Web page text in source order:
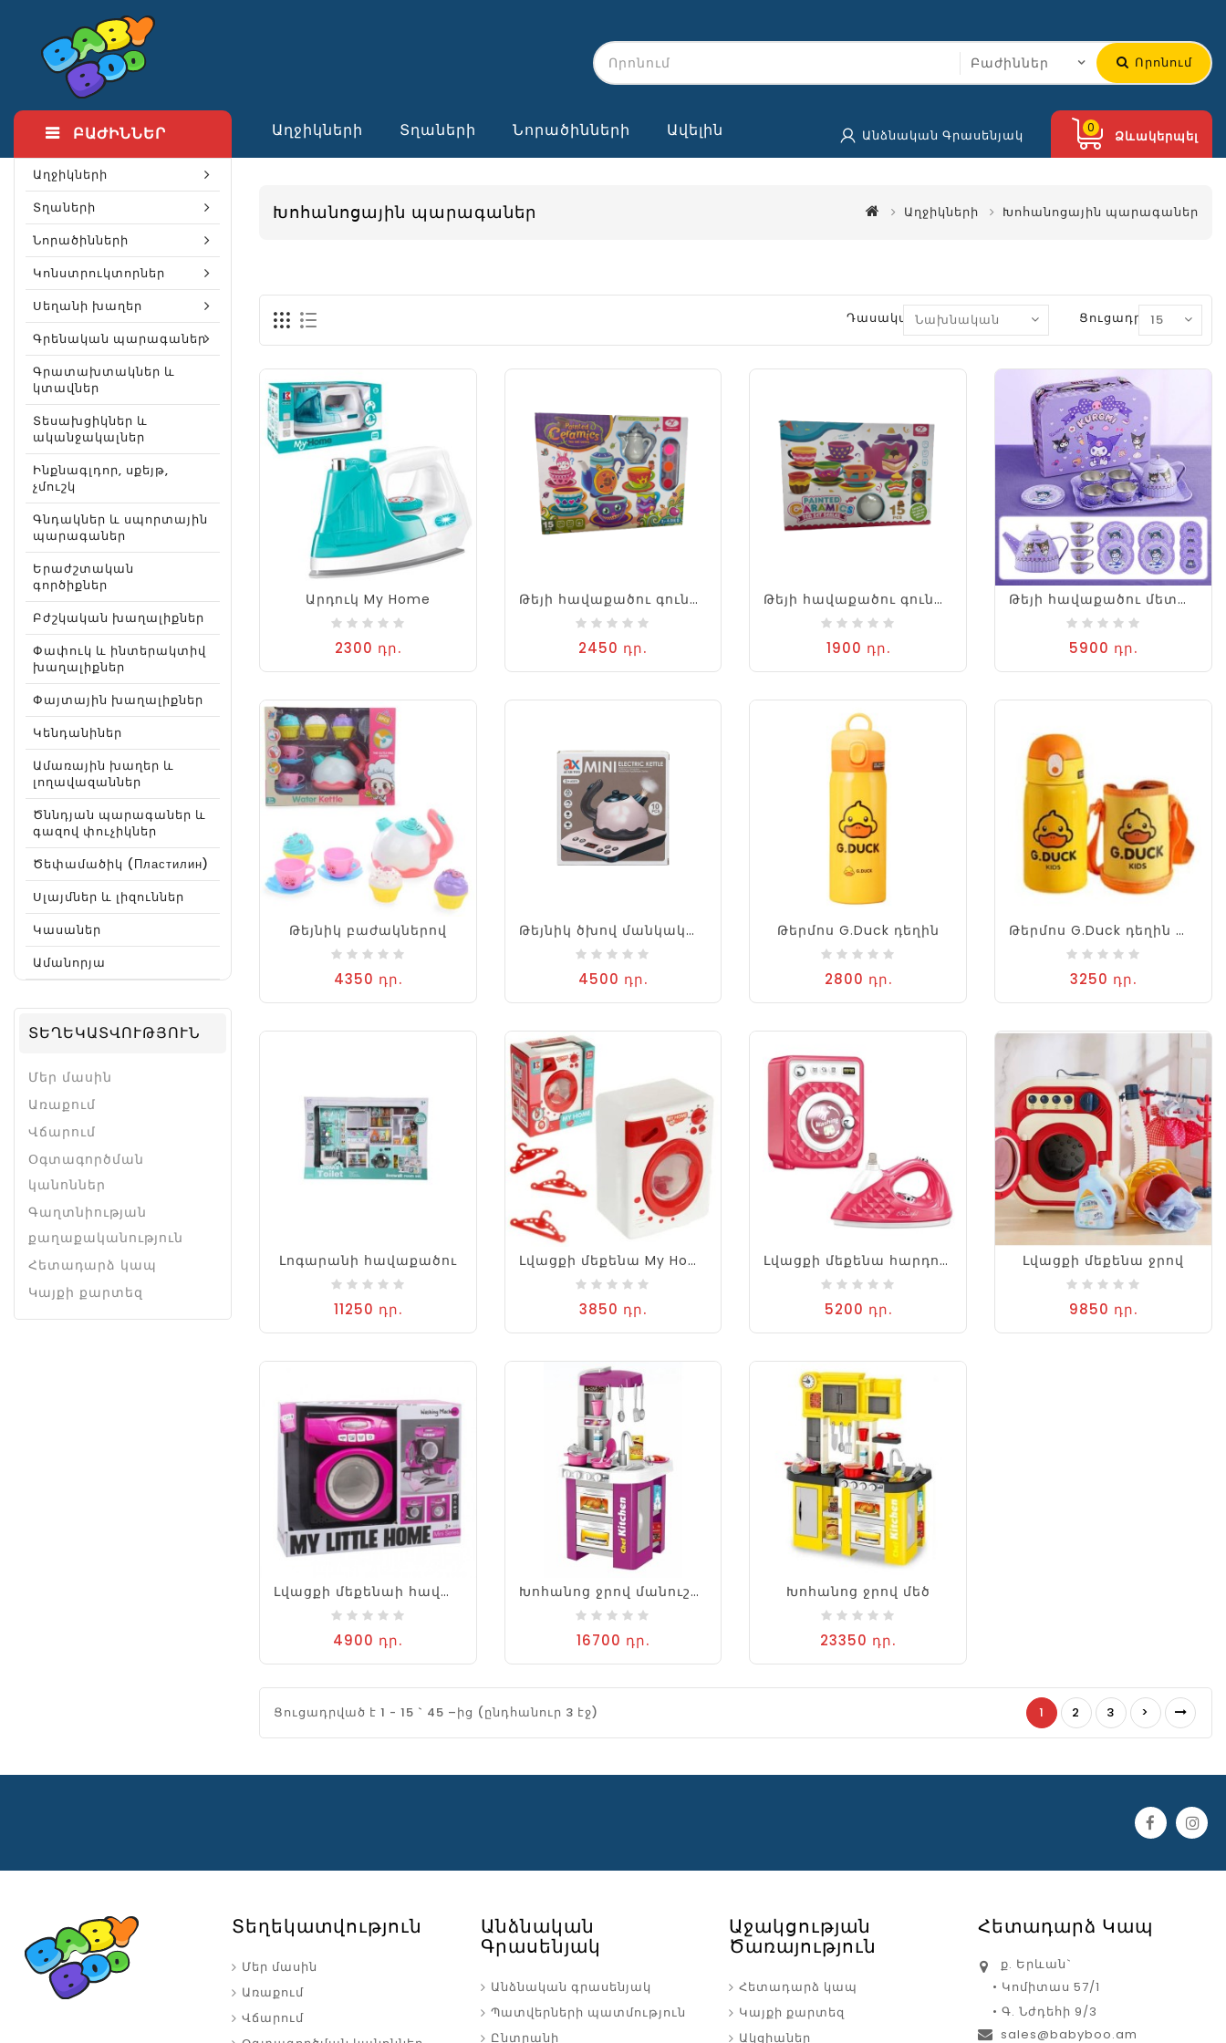
Որոնում
Աղջիկների Տղաների Նորածինների Ավելին Անձնական Գրասենյակ Ձևակերպել
0
ԲԱԺԻՆՆԵՐ
Աղջիկների
Տղաների
Նորածինների
Կոնստրուկտորներ
Սեղանի խաղեր
Գրենական պարագաներ
Գրատախտակներ և
կտավներ
Տեսախցիկներ և
ականջակալներ
Ինքնագլդոր, սքեյթ,
չմուշկ
Գնդակներ և սպորտային
պարագաներ
Երաժշտական
գործիքներ
Բժշկական խաղալիքներ
Փափուկ և ինտերակտիվ
խաղալիքներ
Փայտային խաղալիքներ
Կենդանիներ
Ամառային խաղեր և
լողավազաններ
Ծննդյան պարագաներ և
գազով փուչիկներ
Ծեփամածիկ (Пластилин)
Սլայմներ և լիզուններ
Կասաներ
Ամանորյա
ՏԵՂԵԿԱՏՎՈՒԹՅՈՒՆ
Մեր մասին
Առաքում
Վճարում
Օգտագործման
կանոններ
Գաղտնիության
քաղաքականություն
Հետադարձ կապ
Կայքի քարտեզ
Խոհանոցային պարագաներ Աղջիկների Խոհանոցային պարագաներ
Ցուցադրել
Դասակարգում
Արդուկ My Home
2300 դր.
Թեյի հավաքածու գունաներկերով 15կտ
2450 դր.
Թեյի հավաքածու գունաներկերով 15կտ փոքր
1900 դր.
Թեյի հավաքածու մետաղական
5900 դր.
Թեյնիկ բաժակներով
4350 դր.
Թեյնիկ ծխով մանկական Mini
4500 դր.
Թերմոս G.Duck դեղին
2800 դր.
Թերմոս G.Duck դեղին պատյանով
3250 դր.
Լոգարանի հավաքածու
11250 դր.
Լվացքի մեքենա My Home
3850 դր.
Լվացքի մեքենա հարդուկով
5200 դր.
Լվացքի մեքենա ջրով
9850 դր.
Լվացքի մեքենաի հավաքածու
4900 դր.
Խոհանոց ջրով մանուշակագույն
16700 դր.
Խոհանոց ջրով մեծ
23350 դր.
Ցուցադրված է 1 - 15 ` 45 –ից (ընդհանուր 3 էջ) 1 2 3 >
Տեղեկատվություն
Մեր մասին
Առաքում
Վճարում
Անձնական
Գրասենյակ
Անձնական գրասենյակ
Պատվերների պատմություն
Ընտրանի
Աջակցության
Ծառայություն
Հետադարձ կապ
Կայքի քարտեզ
Ակցիաներ
Հետադարձ Կապ
ք. Երևան`
• Կոմիտաս 57/1
• Գ. Նժդեհի 9/3
sales@babyboo.am